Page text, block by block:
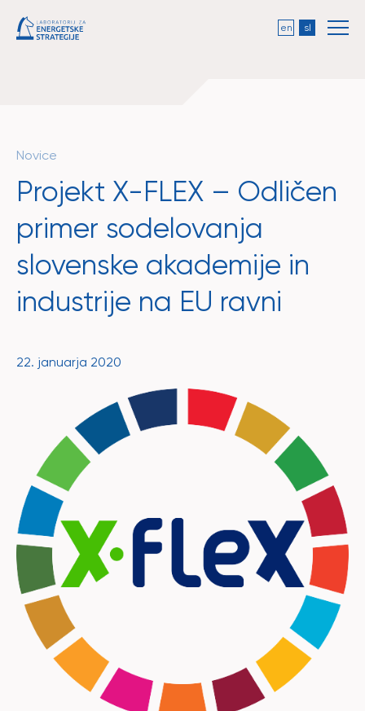
en sl
Novice
Projekt X-FLEX – Odličen
primer sodelovanja
slovenske akademije in
industrije na EU ravni
22. januarja 2020